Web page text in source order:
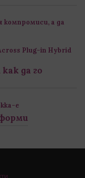
компромиси, а да
Plug-in Hybrid
да го
e